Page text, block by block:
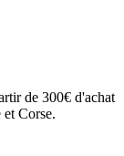
de 300€ d'achat
Corse.